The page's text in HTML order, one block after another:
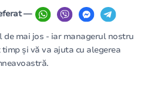
—
mai jos - iar managerul nostru
și vă va ajuta cu alegerea